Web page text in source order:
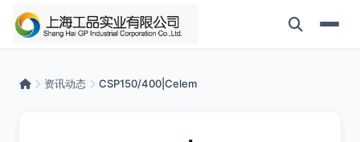
资讯动态 CSP150/400|Celem